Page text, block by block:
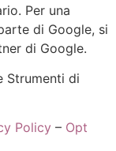
Per una
di Google, si
di Google.
Strumenti di
Policy – Opt